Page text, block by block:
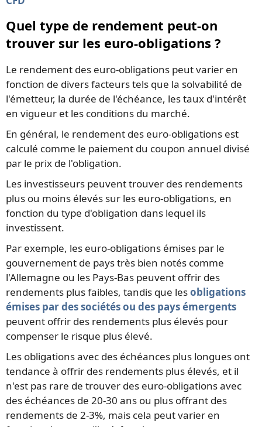
Quel type de rendement peut-on
trouver sur les euro-obligations ?
Le rendement des euro-obligations peut varier en
fonction de divers facteurs tels que la solvabilité de
l'émetteur, la durée de l'échéance, les taux d'intérêt
en vigueur et les conditions du marché.
En général, le rendement des euro-obligations est
calculé comme le paiement du coupon annuel divisé
par le prix de l'obligation.
Les investisseurs peuvent trouver des rendements
plus ou moins élevés sur les euro-obligations, en
fonction du type d'obligation dans lequel ils
investissent.
Par exemple, les euro-obligations émises par le
gouvernement de pays très bien notés comme
l'Allemagne ou les Pays-Bas peuvent offrir des
rendements plus faibles, tandis que lesobligations
émises par des sociétés ou des pays émergents
peuvent offrir des rendements plus élevés pour
compenser le risque plus élevé.
Les obligations avec des échéances plus longues ont
tendance à offrir des rendements plus élevés, et il
n'est pas rare de trouver des euro-obligations avec
des échéances de 20-30 ans ou plus offrant des
rendements de 2-3%, mais cela peut varier en